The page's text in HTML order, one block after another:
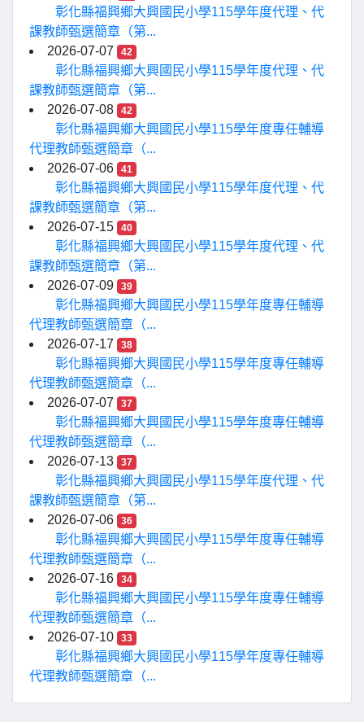
彰化縣福興鄉大興國民小學115學年度代理、代
課教師甄選簡章（第...
2026-07-07
42
彰化縣福興鄉大興國民小學115學年度代理、代
課教師甄選簡章（第...
2026-07-08
42
彰化縣福興鄉大興國民小學115學年度專任輔導
代理教師甄選簡章（...
2026-07-06
41
彰化縣福興鄉大興國民小學115學年度代理、代
課教師甄選簡章（第...
2026-07-15
40
彰化縣福興鄉大興國民小學115學年度代理、代
課教師甄選簡章（第...
2026-07-09
39
彰化縣福興鄉大興國民小學115學年度專任輔導
代理教師甄選簡章（...
2026-07-17
38
彰化縣福興鄉大興國民小學115學年度專任輔導
代理教師甄選簡章（...
2026-07-07
37
彰化縣福興鄉大興國民小學115學年度專任輔導
代理教師甄選簡章（...
2026-07-13
37
彰化縣福興鄉大興國民小學115學年度代理、代
課教師甄選簡章（第...
2026-07-06
36
彰化縣福興鄉大興國民小學115學年度專任輔導
代理教師甄選簡章（...
2026-07-16
34
彰化縣福興鄉大興國民小學115學年度專任輔導
代理教師甄選簡章（...
2026-07-10
33
彰化縣福興鄉大興國民小學115學年度專任輔導
代理教師甄選簡章（...